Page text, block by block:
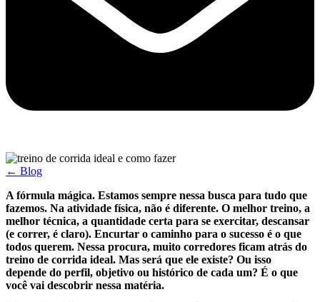
← Blog
A fórmula mágica. Estamos sempre nessa busca para tudo que
fazemos. Na atividade física, não é diferente. O melhor treino, a
melhor técnica, a quantidade certa para se exercitar, descansar
(e correr, é claro). Encurtar o caminho para o sucesso é o que
todos querem. Nessa procura, muito corredores ficam atrás do
treino de corrida ideal. Mas será que ele existe? Ou isso
depende do perfil, objetivo ou histórico de cada um? É o que
você vai descobrir nessa matéria.